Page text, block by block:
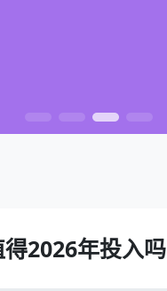
2026年投入吗